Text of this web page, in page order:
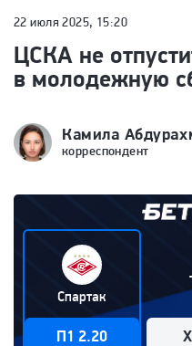
22 июля 2025, 15:20
ЦСКА не
в молодежную
Камила
корреспондент
Спартак
П1 2.20